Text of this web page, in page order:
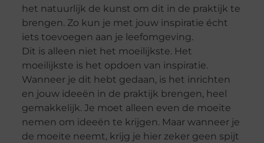
het natuurlijk de kunst om dit in de praktijk te
brengen. Zo kun je met jouw inspiratie écht
iets toevoegen aan je leefomgeving.
Dit is alleen niet het moeilijkste. Het
moeilijkste is het opdoen van inspiratie.
Wanneer je dit hebt gedaan, is het inrichten
en jouw ideeën in de praktijk brengen, heel
gemakkelijk. Je moet alleen even de moeite
nemen om ideeën te krijgen. Maar wanneer je
de moeite neemt, krijg je hier zeker geen spijt